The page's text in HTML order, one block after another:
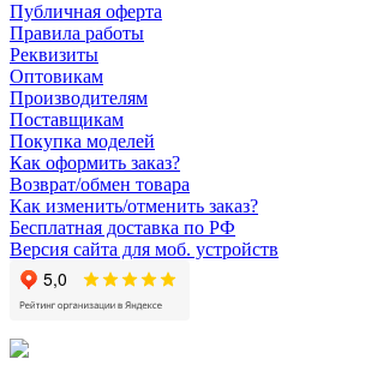
Публичная оферта
Правила работы
Реквизиты
Оптовикам
Производителям
Поставщикам
Покупка моделей
Как оформить заказ?
Возврат/обмен товара
Как изменить/отменить заказ?
Бесплатная доставка по РФ
Версия сайта для моб. устройств